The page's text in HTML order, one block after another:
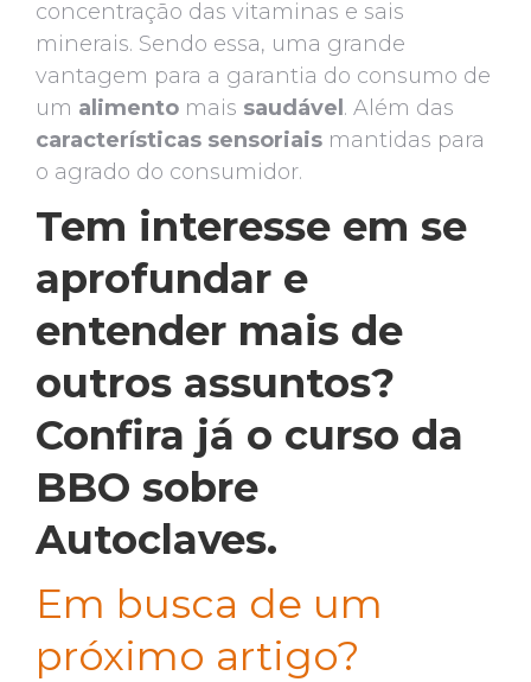
concentração das vitaminas e sais
minerais. Sendo essa, uma grande
vantagem para a garantia do consumo de
um alimento mais saudável . Além das
características sensoriais mantidas para
o agrado do consumidor.
Tem interesse em se
aprofundar e
entender mais de
outros assuntos?
Confira já o curso da
BBO sobre
Autoclaves.
Em busca de um
próximo artigo?